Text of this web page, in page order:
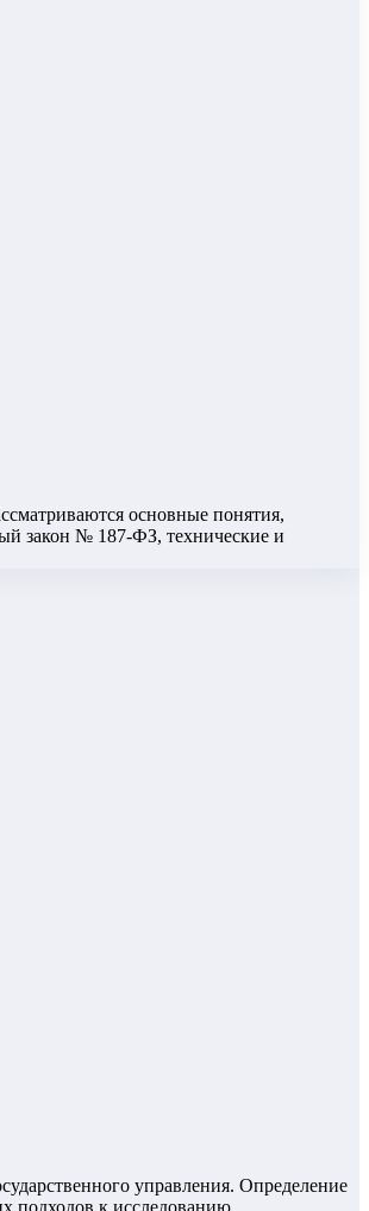
основные понятия,
закон № 187-ФЗ, технические и
управления. Определение